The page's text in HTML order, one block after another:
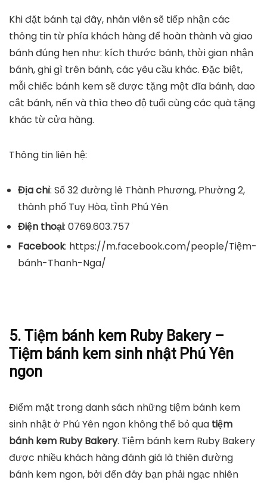
Khi đặt bánh tại đây, nhân viên sẽ tiếp nhận các
thông tin từ phía khách hàng để hoàn thành và giao
bánh đúng hẹn như: kích thước bánh, thời gian nhận
bánh, ghi gì trên bánh, các yêu cầu khác. Đặc biệt,
mỗi chiếc bánh kem sẽ được tặng một đĩa bánh, dao
cắt bánh, nến và thìa theo độ tuổi cùng các quà tặng
khác từ cửa hàng.
Thông tin liên hệ:
Địa chỉ: Số 32 đường lê Thành Phương, Phường 2,
thành phố Tuy Hòa, tỉnh Phú Yên
Điện thoại: 0769.603.757
Facebook: https://m.facebook.com/people/Tiệm-
bánh-Thanh-Nga/
5. Tiệm bánh kem Ruby Bakery –
Tiệm bánh kem sinh nhật Phú Yên
ngon
Điểm mặt trong danh sách những tiệm bánh kem
sinh nhật ở Phú Yên ngon không thể bỏ qua tiệm
bánh kem Ruby Bakery. Tiệm bánh kem Ruby Bakery
được nhiều khách hàng đánh giá là thiên đường
bánh kem ngon, bởi đến đây bạn phải ngạc nhiên